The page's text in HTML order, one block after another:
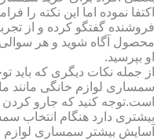
اکتفا نموده اما این نکته را
فروشنده گفتگو کرده و از
محصول آگاه شوید و هر سوالی
او بپرسید.
از جمله نکات دیگری که
سمساری لوازم خانگی مانند
است.توجه کنید که جارو
بیشتری دارد هنگام انتخاب
آسایش بیشتر سمساری لوازم